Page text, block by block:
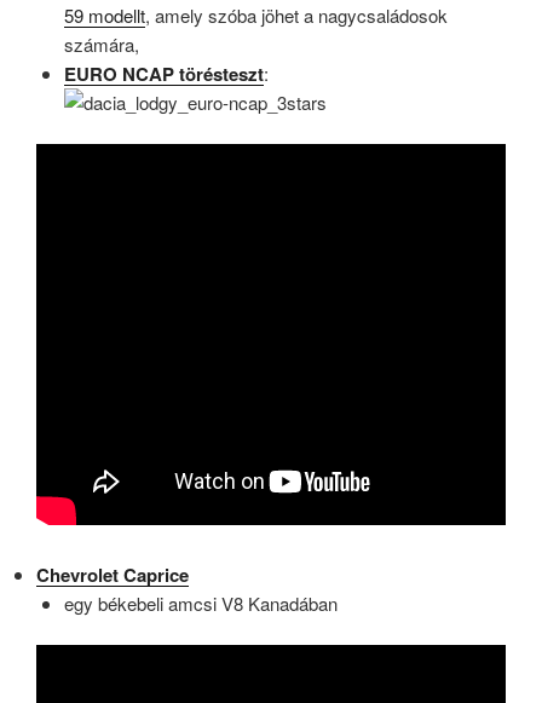
59 modellt, amely szóba jöhet a nagycsaládosok
számára,
EURO NCAP törésteszt:
Chevrolet Caprice
egy békebeli amcsi V8 Kanadában